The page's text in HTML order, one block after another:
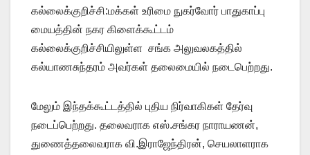
கல்லைக்குறிச்சி:மக்கள் உரிமை நுகர்வோர் பாதுகாப்பு
மையத்தின் நகர கிளைக்கூட்டம்
கல்லைக்குறிச்சியிலுள்ள சங்க அலுவலகத்தில்
கல்யாணசுந்தரம் அவர்கள் தலைமையில் நடைபெற்றது.
மேலும் இந்தக்கூட்டத்தில் புதிய நிர்வாகிகள் தேர்வு
நடைப்பெற்றது. தலைவராக எஸ்.சங்கர நாராயணன்,
துணைத்தலைவராக வி.இராஜேந்திரன், செயலாளராக